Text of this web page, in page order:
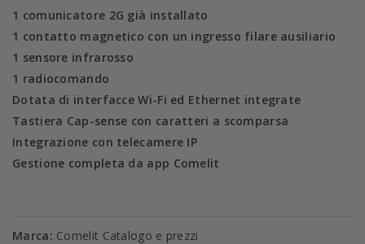
1 comunicatore 2G già installato
1 contatto magnetico con un ingresso filare ausiliario
1 sensore infrarosso
1 radiocomando
Dotata di interfacce Wi-Fi ed Ethernet integrate
Tastiera Cap-sense con caratteri a scomparsa
Integrazione con telecamere IP
Gestione completa da app Comelit
Marca: Comelit Catalogo e prezzi